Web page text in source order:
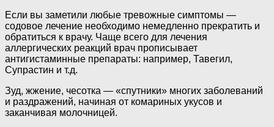
Если вы заметили любые тревожные симптомы —
содовое лечение необходимо немедленно прекратить и
обратиться к врачу. Чаще всего для лечения
аллергических реакций врач прописывает
антигистаминные препараты: например, Тавегил,
Супрастин и т.д.
Зуд, жжение, чесотка — «спутники» многих заболеваний
и раздражений, начиная от комариных укусов и
заканчивая молочницей.